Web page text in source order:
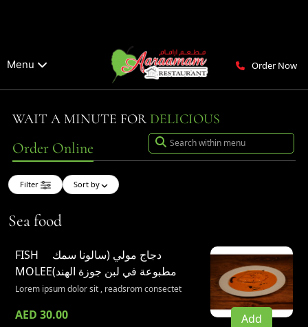
Menu Order Now
WAIT A MINUTE FOR DELICIOUS
Order Online
Filter Sort by
Sea food
FISH
MOLEE
دجاج مولي (سالونا سمك
مطبوعة في لبن جوزة الهند)
Lorem ipsum dolor sit , readsrom consectet
AED 30.00 Add